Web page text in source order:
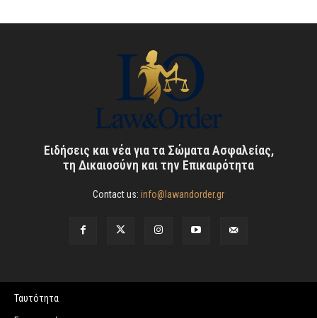
Ειδήσεις και νέα για τα Σώματα Ασφαλείας,
τη Δικαιοσύνη και την Επικαιρότητα
Contact us: info@lawandorder.gr
Ταυτότητα